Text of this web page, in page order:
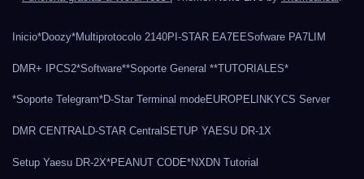
Inicio*Doozy*Multiprotocolo 2140PI-STAR EA7EESofware PA7LIM
DMR+ IPCS2*Software**Soporte General **TUTORIALES*
*Soporte Telegram*D-Star Terminal modeEUROPELINKYCS Server
DMR CENTRALD-STAR CentralSETUP YAESU DR-1X
Setup Yaesu DR-2X*PEANUT CODE*NXDN Tutorial